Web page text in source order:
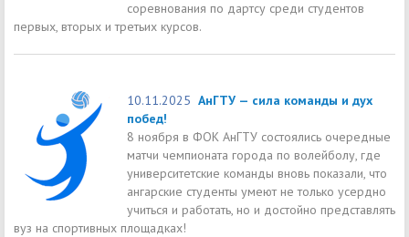
соревнования по дартсу среди студентов
первых, вторых и третьих курсов.
10.11.2025 АнГТУ — сила команды и дух
побед!
8 ноября в ФОК АнГТУ состоялись очередные
матчи чемпионата города по волейболу, где
университетские команды вновь показали, что
ангарские студенты умеют не только усердно
учиться и работать, но и достойно представлять
вуз на спортивных площадках!